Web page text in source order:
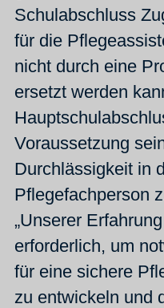
Schulabschluss
für die
nicht durch eine
ersetzt werden
Voraussetzung
Durchlässigkeit in
Pflegefachperson
„Unserer
erforderlich, um
für eine sichere
zu entwickeln und